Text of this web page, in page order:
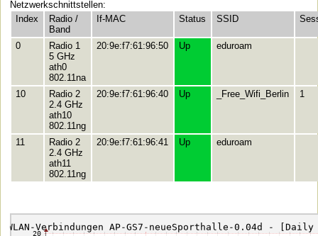
Netzwerkschnittstellen:
Index
Radio /
Band
If-MAC Status SSID
0
Radio 1
5 GHz
ath0
802.11na
20:9e:f7:61:96:50 Up eduroam
10
Radio 2
2.4 GHz
ath10
802.11ng
20:9e:f7:61:96:40 Up _Free_Wifi_Berlin 1
11
Radio 2
2.4 GHz
ath11
802.11ng
20:9e:f7:61:96:41 Up eduroam